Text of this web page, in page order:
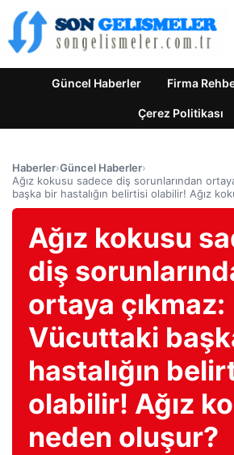
Güncel Haberler Firma
Çerez Politikası
Haberler›Güncel Haberler›
Ağız kokusu sadece diş sorunlarından
başka bir hastalığın belirtisi olabilir! Ağız
Ağız kokusu
diş
ortaya çıkmaz:
Vücuttaki
hastalığın
olabilir! Ağız
neden oluşur?